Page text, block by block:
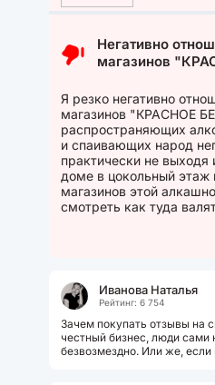
Негативно
магазинов
Я резко негативно
магазинов "КРАСНОЕ
распространяющих
и спаивающих народ
практически не
доме в цокольный этаж
магазинов этой
смотреть как туда
Иванова Наталья
Рейтинг: 6 754
Зачем покупать отзывы на
честный бизнес, люди сами
безвозмездно. Или же,